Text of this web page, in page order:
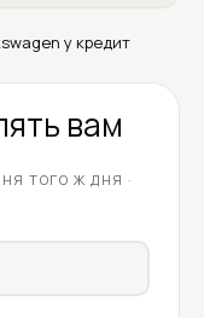
у кредит
вам
ТОГО Ж ДНЯ ·